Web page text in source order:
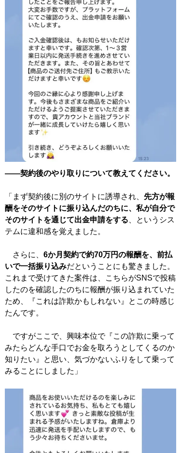
――契約後のやり取りについて教えてください。
「まず契約後に別のサイトに誘導され、 先方が報
酬をそのサイトに振り込んだのちに、私が自分で
そのサイトを通じて出金申請をする 、というシス
テムに違和感を覚えました。
さらに、 6か月契約で約70万円の報酬を、前払
いで一括振り込みだということにも驚きました。
これまで受けてきた案件は、こちらがSNSで投稿
したのを確認したのちに報酬が振り込まれていた
ため、『これは詐欺かもしれない』とこの時感じ
たんです。
ですがここで、興味本位で『この詐欺に乗って
みたらどんな手口でお金を取ろうとしてくるのか
知りたい』と思い、気づかないふりをして乗って
みることにしました」